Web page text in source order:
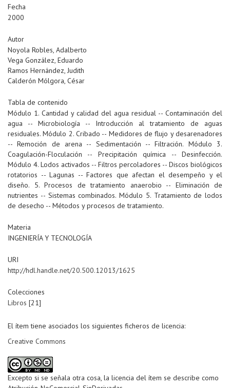
Fecha
2000
Autor
Noyola Robles, Adalberto
Vega González, Eduardo
Ramos Hernández, Judith
Calderón Mólgora, César
Tabla de contenido
Módulo 1. Cantidad y calidad del agua residual -- Contaminación del
agua -- Microbiología -- Introducción al tratamiento de aguas
residuales. Módulo 2. Cribado -- Medidores de flujo y desarenadores
-- Remoción de arena -- Sedimentación -- Filtración. Módulo 3.
Coagulación-Floculación -- Precipitación química -- Desinfección.
Módulo 4. Lodos activados -- Filtros percoladores -- Discos biológicos
rotatorios -- Lagunas -- Factores que afectan el desempeño y el
diseño. 5. Procesos de tratamiento anaerobio -- Eliminación de
nutrientes -- Sistemas combinados. Módulo 5. Tratamiento de lodos
de desecho -- Métodos y procesos de tratamiento.
Materia
INGENIERÍA Y TECNOLOGÍA
URI
http://hdl.handle.net/20.500.12013/1625
Colecciones
Libros [21]
El ítem tiene asociados los siguientes ficheros de licencia:
Creative Commons
Excepto si se señala otra cosa, la licencia del ítem se describe como